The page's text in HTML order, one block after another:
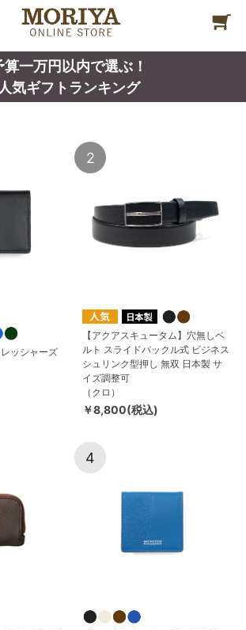
算一万円以内で選ぶ！
人気ギフトランキング
レッシャーズ
2
【アクアスキュータム】穴無しベ
ルト スライドバックル式 ビジネス
シュリンク型押し 無双 日本製 サ
イズ調整可
（クロ）
￥8,800(税込)
4